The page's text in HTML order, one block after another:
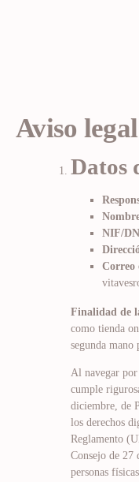
Aviso legal
Datos
NIF/
Correo
Finalidad de
como tienda
segunda mano
Al navegar por
cumple
diciembre, de
los derechos
Reglamento
Consejo de 27
personas